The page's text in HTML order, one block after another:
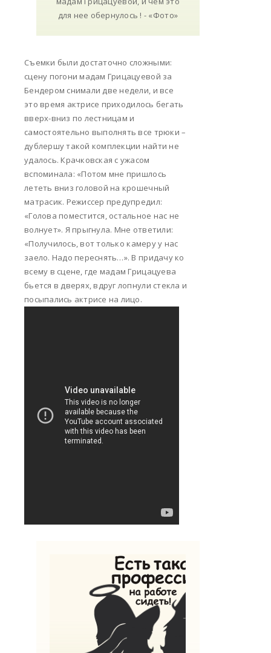
Съемки были достаточно сложными:
сцену погони мадам Грицацуевой за
Бендером снимали две недели, и все
это время актрисе приходилось бегать
вверх-вниз по лестницам и
самостоятельно выполнять все трюки –
дублершу такой комплекции найти не
удалось. Крачковская с ужасом
вспоминала: «Потом мне пришлось
лететь вниз головой на крошечный
матрасик. Режиссер предупредил:
«Голова поместится, остальное нас не
волнует». Я прыгнула. Мне ответили:
«Получилось, вот только камеру у нас
заело. Надо переснять…». В придачу ко
всему в сцене, где мадам Грицацуева
бьется в дверях, вдруг лопнули стекла и
посыпались актрисе на лицо.